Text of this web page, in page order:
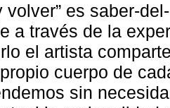
volver” es saber-
a través de la
el artista
cuerpo de
sin